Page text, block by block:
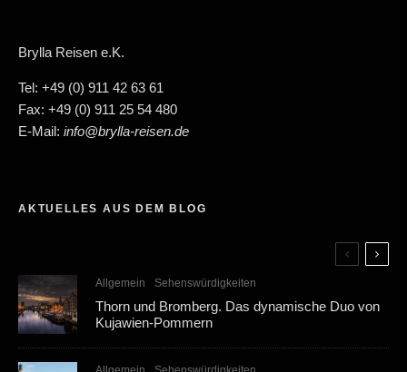
Brylla Reisen e.K.
Tel: +49 (0) 911 42 63 61
Fax: +49 (0) 911 25 54 480
E-Mail: info@brylla-reisen.de
AKTUELLES AUS DEM BLOG
Allgemein Sehenswürdigkeiten
Thorn und Bromberg. Das dynamische Duo von
Kujawien-Pommern